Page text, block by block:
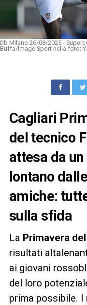
Db Milano 26/08/2025 -
Buffa/Image Sport nella foto:
Cagliari
del tecnico
attesa da
lontano
amiche:
sulla sfida
La Primavera del
risultati
ai giovani
del loro
prima possibile. I